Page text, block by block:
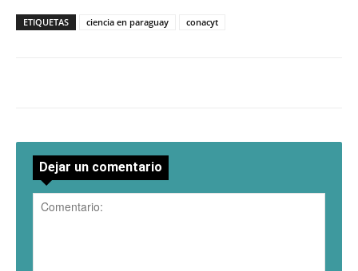
ETIQUETAS ciencia en paraguay conacyt
Dejar un comentario